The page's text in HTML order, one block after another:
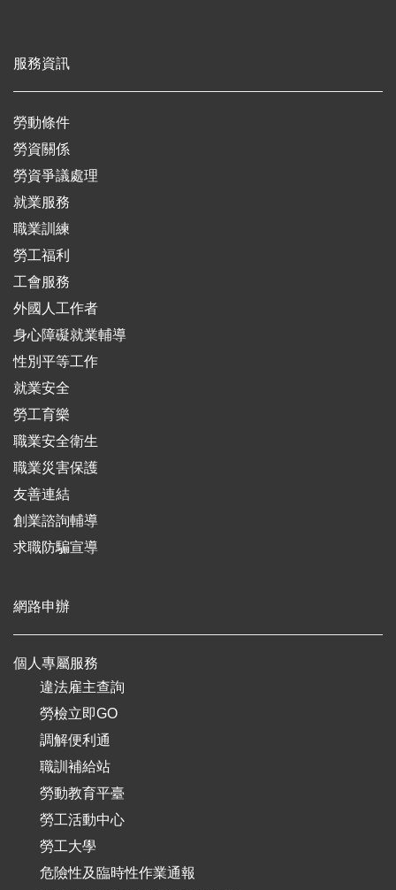
服務資訊
勞動條件
勞資關係
勞資爭議處理
就業服務
職業訓練
勞工福利
工會服務
外國人工作者
身心障礙就業輔導
性別平等工作
就業安全
勞工育樂
職業安全衛生
職業災害保護
友善連結
創業諮詢輔導
求職防騙宣導
網路申辦
個人專屬服務
違法雇主查詢
勞檢立即GO
調解便利通
職訓補給站
勞動教育平臺
勞工活動中心
勞工大學
危險性及臨時性作業通報